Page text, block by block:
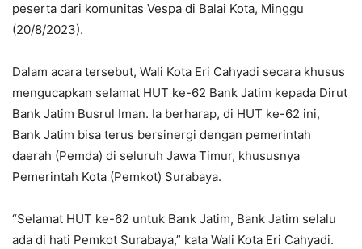
peserta dari komunitas Vespa di Balai Kota, Minggu
(20/8/2023).
Dalam acara tersebut, Wali Kota Eri Cahyadi secara khusus
mengucapkan selamat HUT ke-62 Bank Jatim kepada Dirut
Bank Jatim Busrul Iman. Ia berharap, di HUT ke-62 ini,
Bank Jatim bisa terus bersinergi dengan pemerintah
daerah (Pemda) di seluruh Jawa Timur, khususnya
Pemerintah Kota (Pemkot) Surabaya.
“Selamat HUT ke-62 untuk Bank Jatim, Bank Jatim selalu
ada di hati Pemkot Surabaya,” kata Wali Kota Eri Cahyadi.